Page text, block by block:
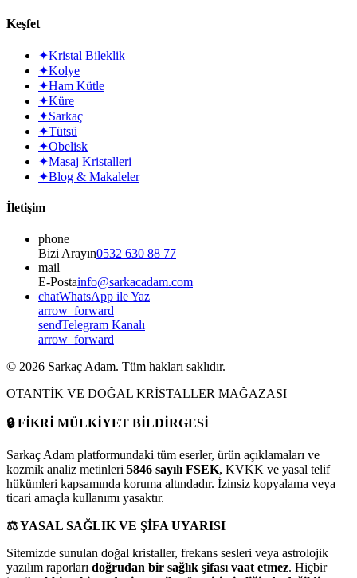
Keşfet
✦Kristal Bileklik
✦Kolye
✦Ham Kütle
✦Küre
✦Sarkaç
✦Tütsü
✦Obelisk
✦Masaj Kristalleri
✦Blog & Makaleler
İletişim
phone
Bizi Arayın0532 630 88 77
mail
E-Postainfo@sarkacadam.com
chatWhatsApp ile Yaz
arrow_forward
sendTelegram Kanalı
arrow_forward
© 2026 Sarkaç Adam. Tüm hakları saklıdır.
OTANTİK VE DOĞAL KRİSTALLER MAĞAZASI
🔒FİKRİ MÜLKİYET BİLDİRGESİ
Sarkaç Adam platformundaki tüm eserler, ürün açıklamaları ve
kozmik analiz metinleri 5846 sayılı FSEK, KVKK ve yasal telif
hükümleri kapsamında koruma altındadır. İzinsiz kopyalama veya
ticari amaçla kullanımı yasaktır.
⚖️YASAL SAĞLIK VE ŞİFA UYARISI
Sitemizde sunulan doğal kristaller, frekans sesleri veya astrolojik
yazılım raporları doğrudan bir sağlık şifası vaat etmez. Hiçbir